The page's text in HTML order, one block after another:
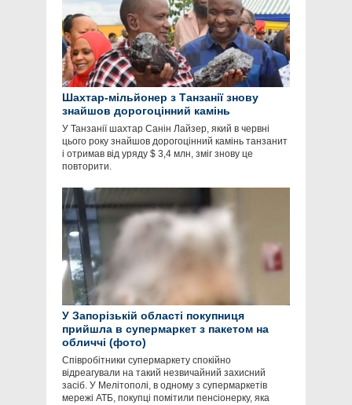
Шахтар-мільйонер з Танзанії знову
знайшов дорогоцінний камінь
У Танзанії шахтар Санін Лайзер, який в червні
цього року знайшов дорогоцінний камінь танзанит
і отримав від уряду $ 3,4 млн, зміг знову це
повторити.
У Запорізькій області покупниця
прийшла в супермаркет з пакетом на
обличчі (фото)
Співробітники супермаркету спокійно
відреагували на такий незвичайний захисний
засіб. У Мелітополі, в одному з супермаркетів
мережі АТБ, покупці помітили пенсіонерку, яка